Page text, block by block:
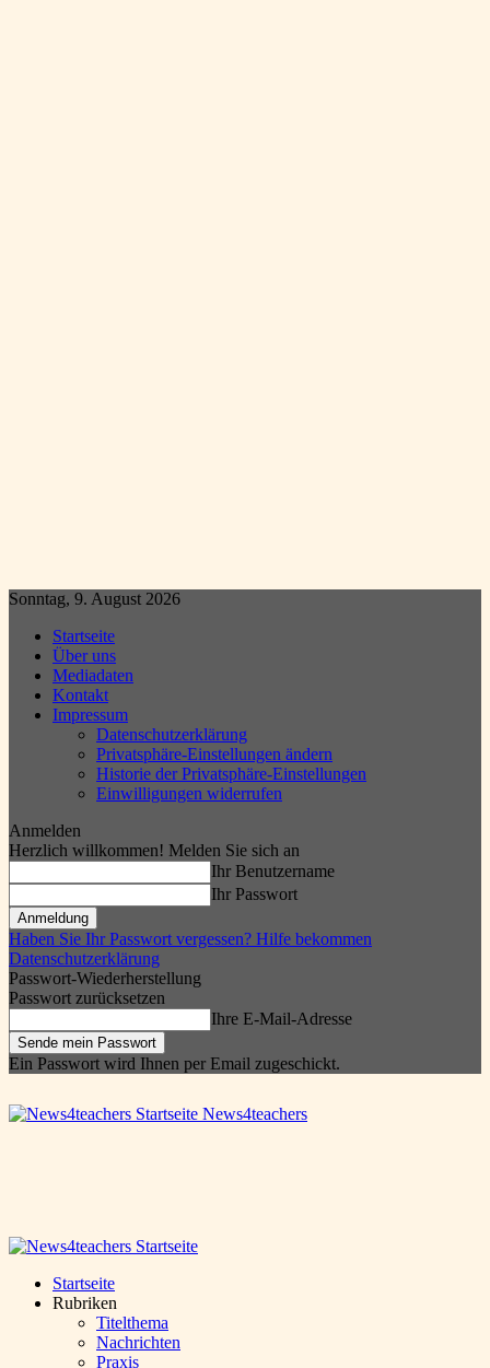
Sonntag, 9. August 2026
Startseite
Über uns
Mediadaten
Kontakt
Impressum
Datenschutzerklärung
Privatsphäre-Einstellungen ändern
Historie der Privatsphäre-Einstellungen
Einwilligungen widerrufen
Anmelden
Herzlich willkommen! Melden Sie sich an
Ihr Benutzername
Ihr Passwort
Haben Sie Ihr Passwort vergessen? Hilfe bekommen
Datenschutzerklärung
Passwort-Wiederherstellung
Passwort zurücksetzen
Ihre E-Mail-Adresse
Ein Passwort wird Ihnen per Email zugeschickt.
News4teachers
Startseite
Rubriken
Titelthema
Nachrichten
Praxis